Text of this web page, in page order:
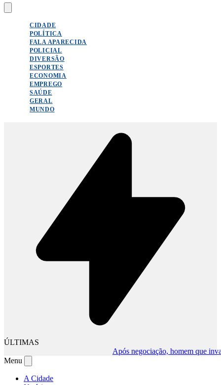
CIDADE
POLÍTICA
FALA APARECIDA
POLICIAL
DIVERSÃO
ESPORTES
ECONOMIA
EMPREGO
SAÚDE
GERAL
MUNDO
ÚLTIMAS
Após negociação, homem que
Menu
A Cidade